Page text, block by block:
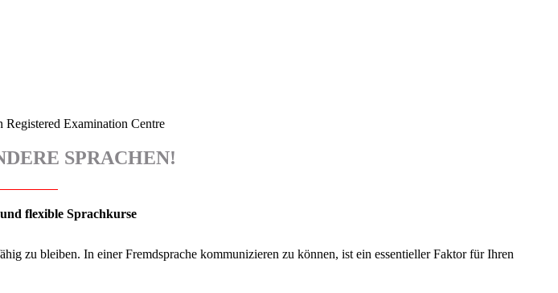
Examination Centre
SPRACHEN!
flexible Sprachkurse
zu bleiben. In einer Fremdsprache kommunizieren zu können, ist ein essentieller Faktor für Ihren